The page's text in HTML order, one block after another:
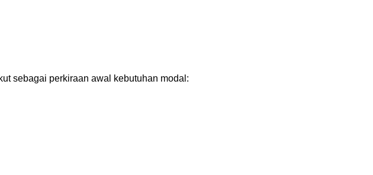
sebagai perkiraan awal kebutuhan modal: